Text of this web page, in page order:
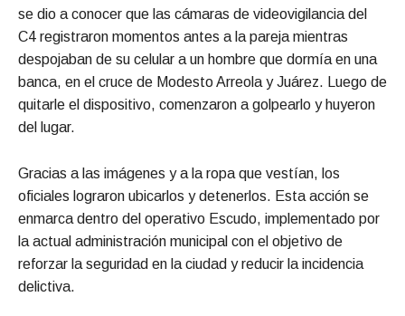
se dio a conocer que las cámaras de videovigilancia del
C4 registraron momentos antes a la pareja mientras
despojaban de su celular a un hombre que dormía en una
banca, en el cruce de Modesto Arreola y Juárez. Luego de
quitarle el dispositivo, comenzaron a golpearlo y huyeron
del lugar.
Gracias a las imágenes y a la ropa que vestían, los
oficiales lograron ubicarlos y detenerlos. Esta acción se
enmarca dentro del operativo Escudo, implementado por
la actual administración municipal con el objetivo de
reforzar la seguridad en la ciudad y reducir la incidencia
delictiva.